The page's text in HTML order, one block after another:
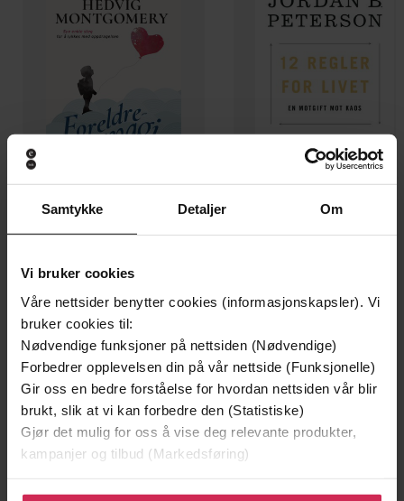
Samtykke Detaljer Om
Vi bruker cookies
Våre nettsider benytter cookies (informasjonskapsler). Vi
bruker cookies til:
Nødvendige funksjoner på nettsiden (Nødvendige)
Forbedrer opplevelsen din på vår nettside (Funksjonelle)
Gir oss en bedre forståelse for hvordan nettsiden vår blir
brukt, slik at vi kan forbedre den (Statistiske)
Gjør det mulig for oss å vise deg relevante produkter,
kampanjer og tilbud (Markedsføring)
Klikk på «Godta alle» for å gi oss ditt samtykke til å
Hedvig Montgomery
Undertittel min kamp for å bli kvinne
Forfattere Marianne Nordli (forfatter)
Forlag Juritzen forlag